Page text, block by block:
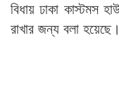
বিধায় ঢাকা কাস্টমস
রাখার জন্য বলা হয়েছে।